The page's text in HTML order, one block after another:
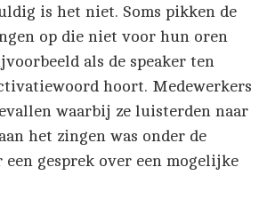
is het niet. Soms pikken de
op die niet voor hun oren
als de speaker ten
hoort. Medewerkers
waarbij ze luisterden naar
het zingen was onder de
een gesprek over een mogelijke